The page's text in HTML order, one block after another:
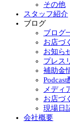
その他
スタッフ紹介
ブログ
ブログ
お店づ
お知ら
プレス
補助金
メディ
お店づ
現場日
会社概要